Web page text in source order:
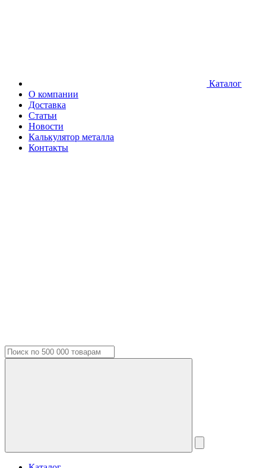
Каталог
О компании
Доставка
Статьи
Новости
Калькулятор металла
Контакты